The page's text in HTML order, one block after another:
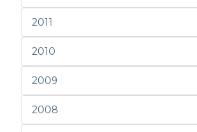
2011
2010
2009
2008